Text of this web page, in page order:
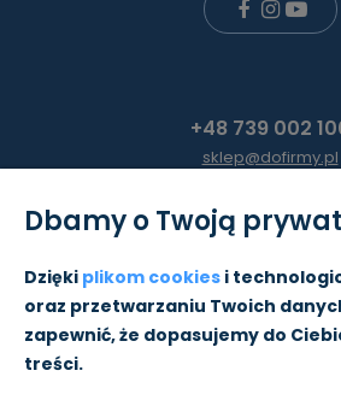
Pomoc
+48 739 002
sklep@dofirmy.pl
Dbamy o Twoją
Dzięki plikom cookies i
oraz przetwarzaniu Twoich
zapewnić, że dopasujemy do
treści.